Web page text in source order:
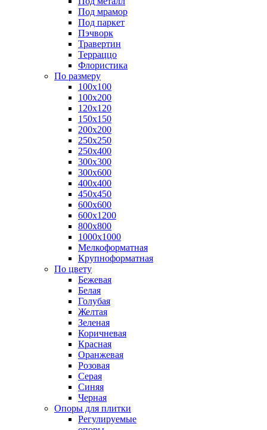
Под мрамор
Под паркет
Пэчворк
Травертин
Терраццо
Флористика
По размеру
100х100
100х200
120х120
150х150
200х200
250х250
250х400
300х300
300х600
400х400
450х450
600х600
600х1200
800х800
1000х1000
Мелкоформатная
Крупноформатная
По цвету
Бежевая
Белая
Голубая
Желтая
Зеленая
Коричневая
Красная
Оранжевая
Розовая
Серая
Синяя
Черная
Опоры для плитки
Регулируемые